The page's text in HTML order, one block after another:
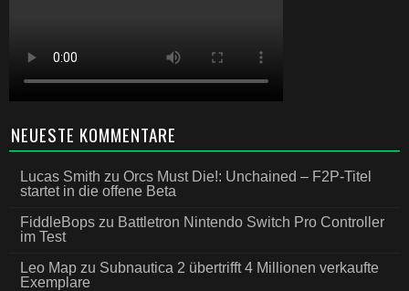
NEUESTE KOMMENTARE
Lucas Smith zu Orcs Must Die!: Unchained – F2P-Titel
startet in die offene Beta
FiddleBops zu Battletron Nintendo Switch Pro Controller
im Test
Leo Map zu Subnautica 2 übertrifft 4 Millionen verkaufte
Exemplare